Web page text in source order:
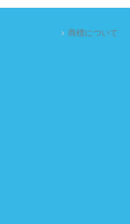
商標について